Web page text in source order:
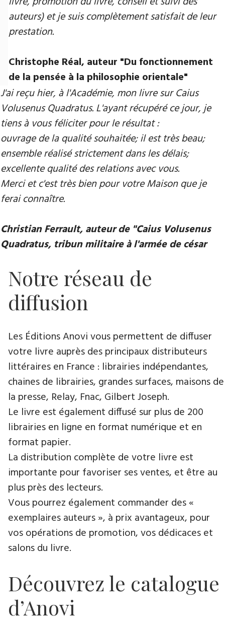
auteurs) et je suis complètement satisfait de leur
prestation.
Christophe Réal, auteur "Du fonctionnement
de la pensée à la philosophie orientale"
J'ai reçu hier, à l'Académie, mon livre sur Caius
Volusenus Quadratus. L'ayant récupéré ce jour, je
tiens à vous féliciter pour le résultat :
ouvrage de la qualité souhaitée; il est très beau;
ensemble réalisé strictement dans les délais;
excellente qualité des relations avec vous.
Merci et c'est très bien pour votre Maison que je
ferai connaître.
Christian Ferrault, auteur de "Caius Volusenus
Quadratus, tribun militaire à l'armée de césar
Notre réseau de
diffusion
Les Éditions Anovi vous permettent de diffuser
votre livre auprès des principaux distributeurs
littéraires en France : librairies indépendantes,
chaines de librairies, grandes surfaces, maisons de
la presse, Relay, Fnac, Gilbert Joseph.
Le livre est également diffusé sur plus de 200
librairies en ligne en format numérique et en
format papier.
La distribution complète de votre livre est
importante pour favoriser ses ventes, et être au
plus près des lecteurs.
Vous pourrez également commander des «
exemplaires auteurs », à prix avantageux, pour
vos opérations de promotion, vos dédicaces et
salons du livre.
Découvrez le catalogue
d’Anovi